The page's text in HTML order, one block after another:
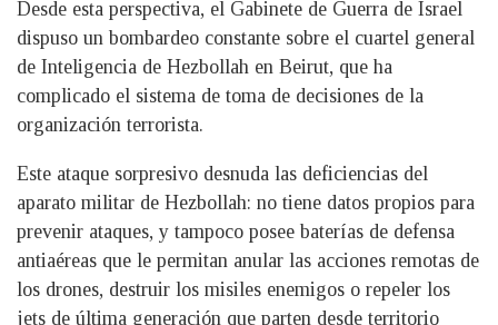
Desde esta perspectiva, el Gabinete de Guerra de Israel
dispuso un bombardeo constante sobre el cuartel general
de Inteligencia de Hezbollah en Beirut, que ha
complicado el sistema de toma de decisiones de la
organización terrorista.
Este ataque sorpresivo desnuda las deficiencias del
aparato militar de Hezbollah: no tiene datos propios para
prevenir ataques, y tampoco posee baterías de defensa
antiaéreas que le permitan anular las acciones remotas de
los drones, destruir los misiles enemigos o repeler los
jets de última generación que parten desde territorio